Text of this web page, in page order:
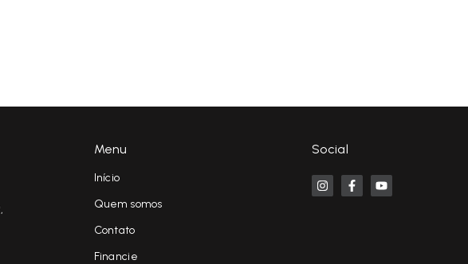
Menu
Início
Quem somos
Contato
Financie
Social